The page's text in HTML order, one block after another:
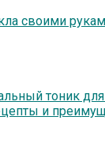
своими
тоник
и